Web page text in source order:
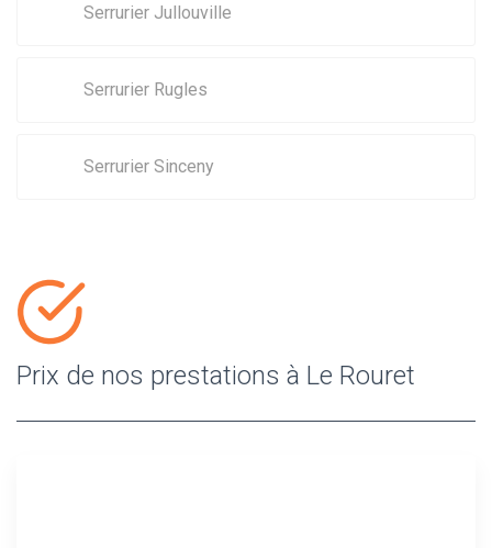
Serrurier Jullouville
Serrurier Rugles
Serrurier Sinceny
Prix de nos prestations à Le Rouret